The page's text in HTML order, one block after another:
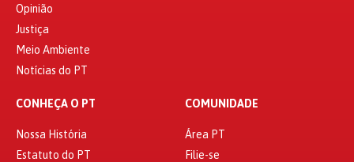
Opinião
Justiça
Meio Ambiente
Notícias do PT
CONHEÇA O PT
Nossa História
Estatuto do PT
COMUNIDADE
Área PT
Filie-se